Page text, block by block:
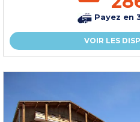
Payez en
VOIR LES